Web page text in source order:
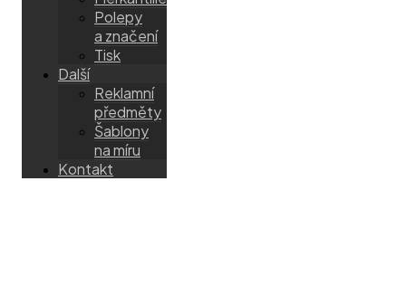
Polepy
a značení
Tisk
Další
Reklamní
předměty
Šablony
na míru
Kontakt